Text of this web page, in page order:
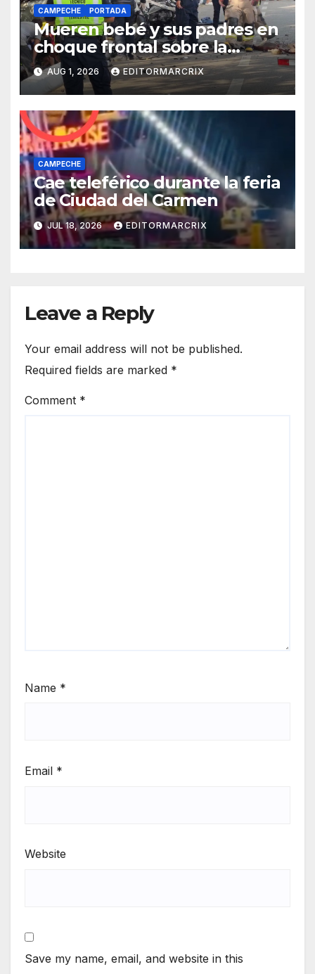
CAMPECHE PORTADA
Mueren bebé y sus padres en
choque frontal sobre la
Costera de Campeche
AUG 1, 2026 EDITORMARCRIX
CAMPECHE
Cae teleférico durante la feria
de Ciudad del Carmen
JUL 18, 2026 EDITORMARCRIX
Leave a Reply
Your email address will not be published.
Required fields are marked *
Comment *
Name *
Email *
Website
Save my name, email, and website in this